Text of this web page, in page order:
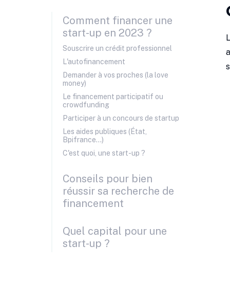
Comment financer une
start-up en 2023 ?
Souscrire un crédit professionnel
L'autofinancement
Demander à vos proches (la love
money)
Le financement participatif ou
crowdfunding
Participer à un concours de startup
Les aides publiques (État,
Bpifrance...)
C'est quoi, une start-up ?
Conseils pour bien
réussir sa recherche de
financement
Quel capital pour une
start-up ?